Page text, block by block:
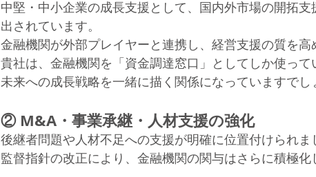
中堅・中小企業の成長支援として、国内外市場の開拓
出されています。
金融機関が外部プレイヤーと連携し、経営支援の質を高
貴社は、金融機関を「資金調達窓口」としてしか使って
未来への成長戦略を一緒に描く関係になっていますでし
② M&A・事業承継・人材支援の強化
後継者問題や人材不足への支援が明確に位置付けられま
監督指針の改正により、金融機関の関与はさらに積極化